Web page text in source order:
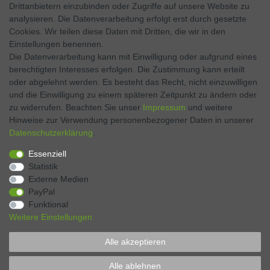
Twitter
Instagram
VERTRAG WIDERRUFEN Kontakt
Zahlen Sie bequem per
* Preise verstehen sich inkl. MwSt., zzgl. Pfand, zzgl. Versand
Drittanbietern einzubinden oder Zugriffe auf unsere Website zu
analysieren. Die Datenverarbeitung erfolgt erst durch gesetzte
Cookies. Wir teilen diese Daten mit Dritten, die wir in den
Einstellungen benennen.
Die Datenverarbeitung kann mit Einwilligung oder aufgrund eines
berechtigten Interesses erfolgen. Die Zustimmung kann erteilt
oder abgelehnt werden. Es besteht das Recht, nicht einzuwilligen
und die Einwilligung zu einem späteren Zeitpunkt zu ändern oder
zu widerrufen. Beachten Sie unser Impressum und weitere
Hinweise zur Verwendung personenbezogener Daten in unserer
Daten­schutz­erklärung
Essenziell
Statistik
Externe Medien
PayPal
Funktional
Weitere Einstellungen
Alle akzeptieren
Alle ablehnen